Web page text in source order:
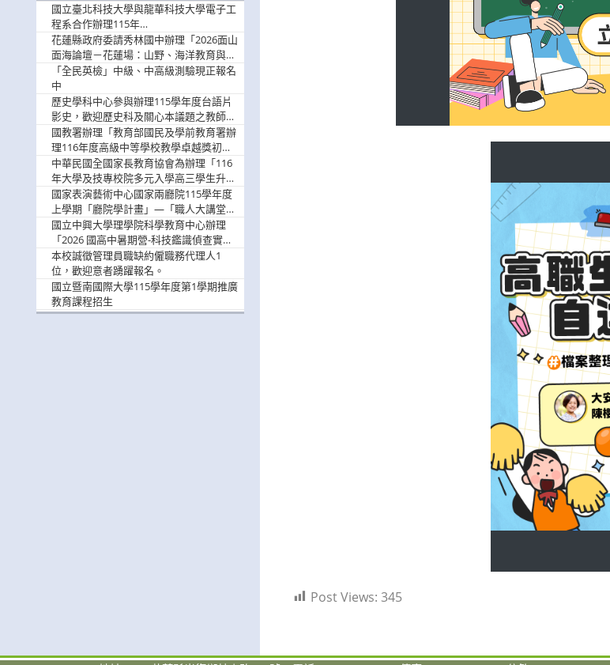
Post Views: 345
國立臺北科技大學與龍華科技大學電子工
程系合作辦理115年
「115.08.10~08.12「AI賦能應用於智慧半
導體研習營」，歡迎學生踴躍報名參加
花蓮縣政府委請秀林國中辦理「2026面山
面海論壇－花蓮場：山野、海洋教育與戶
外安全實務課程」，歡迎踴躍報名參加
「全民英檢」中級、中高級測驗現正報名
中
歷史學科中心參與辦理115學年度台語片
影史，歡迎歷史科及關心本議題之教師踴
躍報名參加
國教署辦理「教育部國民及學前教育署辦
理116年度高級中等學校教學卓越獎初選
實施計畫」，鼓勵教師踴躍報名
中華民國全國家長教育協會為辦理「116
年大學及技專校院多元入學高三學生升學
輔導家長說明會」
國家表演藝術中心國家兩廳院115學年度
上學期「廳院學計畫」—「職人大講堂」
及「一日體驗課程」，鼓勵踴躍報名參
與。
國立中興大學理學院科學教育中心辦理
「2026 國高中暑期營-科技鑑識偵查實戰
營」活動資訊，鼓勵學生踴躍報名參加。
本校誠徵管理員職缺約僱職務代理人1
位，歡迎意者踴躍報名。
國立暨南國際大學115學年度第1學期推廣
教育課程招生